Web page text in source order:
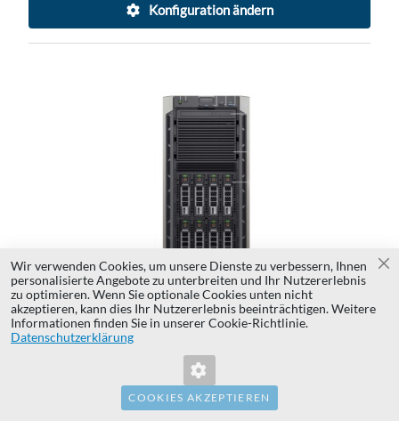
Ungültiger Formularschlüssel. Bitte
aktualisieren Sie die Seite.
Konfiguration ändern
Serwer Dell PowerEdge T440 8x3.5"mit 2x Gold
6130, 32GB RAM, H330, 2x 480GB SSD SATA
2.5", 2x PSU 750W, iDRAC9 Enterprise
Wir verwenden Cookies, um unsere Dienste zu verbessern, Ihnen
personalisierte Angebote zu unterbreiten und Ihr Nutzererlebnis
zu optimieren. Wenn Sie optionale Cookies unten nicht
akzeptieren, kann dies Ihr Nutzererlebnis beeinträchtigen. Weitere
Informationen finden Sie in unserer Cookie-Richtlinie.
Datenschutzerklärung
COOKIES AKZEPTIEREN